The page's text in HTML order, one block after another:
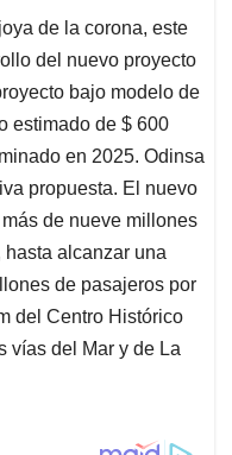
de la corona, este
del nuevo proyecto
bajo modelo de
estimado de $ 600
en 2025. Odinsa
propuesta. El nuevo
de nueve millones
alcanzar una
de pasajeros por
del Centro Histórico
vías del Mar y de La